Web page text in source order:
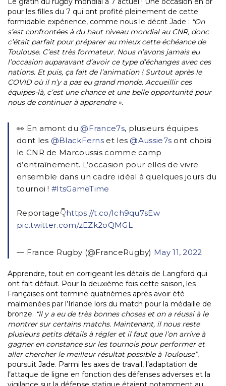
pour les filles du 7 qui ont profité pleinement de cette
formidable expérience, comme nous le décrit Jade : “On
s’est confrontées à du haut niveau mondial au CNR, donc
c’était parfait pour préparer au mieux cette échéance de
Toulouse. C’est très formateur. Nous n’avons jamais eu
l’occasion auparavant d’avoir ce type d’échanges avec ces
nations. Et puis, ça fait de l’animation ! Surtout après le
COVID où il n’y a pas eu grand monde. Accueillir ces
équipes-là, c’est une chance et une belle opportunité pour
nous de continuer à apprendre ».
👀 En amont du @France7s, plusieurs équipes
dont les @BlackFerns et les @Aussie7s ont choisi
le CNR de Marcoussis comme camp
d’entraînement. L’occasion pour elles de vivre
ensemble dans un cadre idéal à quelques jours du
tournoi ! #ItsGameTime
Reportage👇https://t.co/Ich9qu7sEw
pic.twitter.com/zEZk2oQMGL
— France Rugby (@FranceRugby) May 11, 2022
Apprendre, tout en corrigeant les détails de Langford qui
ont fait défaut. Pour la deuxième fois cette saison, les
Françaises ont terminé quatrièmes après avoir été
malmenées par l’Irlande lors du match pour la médaille de
bronze. “Il y a eu de très bonnes choses et on a réussi à le
montrer sur certains matchs. Maintenant, il nous reste
plusieurs petits détails à régler et il faut que l’on arrive à
gagner en constance sur les tournois pour performer et
aller chercher le meilleur résultat possible à Toulouse”,
poursuit Jade. Parmi les axes de travail, l’adaptation de
l’attaque de ligne en fonction des défenses adverses et la